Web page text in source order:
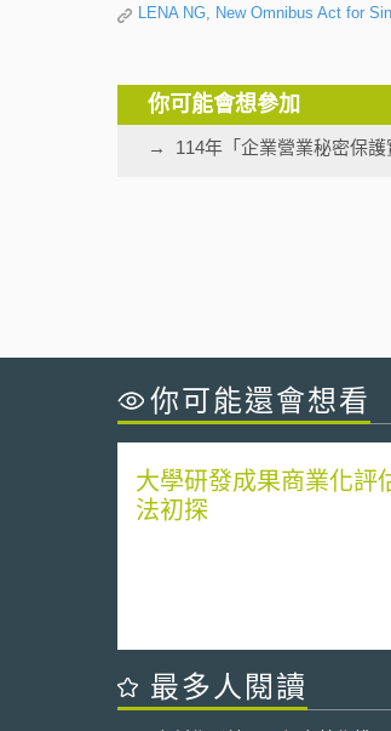
LENA NG, New Omnibus Act for
你可能會想參加
114年「企業營業秘密保護
你可能還會想看
大學研發成果商業化評
法初探
最多人閱讀